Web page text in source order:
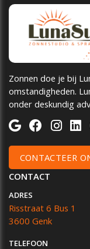
Zonnen doe je bij
omstandigheden.
onder deskundig
CONTACTEER
CONTACT
ADRES
Risstraat 6 Bus 1
3600 Genk
TELEFOON